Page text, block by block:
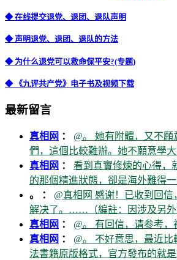
◆ 在线提交退党、退团、退队声明
◆ 声明退党、退团、退队的方法
◆ 为什么退党可以救命保平安?(专题)
◆ 《九评共产党》电子书及视频下载
最新留言
真相网 ： @。 她有附體，又不
們，這個比較難辦。她不願意學
真相网 ： 看到真實修煉的心得，
的那個精進狀態，卻是海外難得
。 ： @真相网 感谢！已收到回
解决了。……（編註：因涉及另外
真相网 ： @。 有回信，请参考，
真相网 ： @。 不好意思，最近
法書籍原版格式，官方發布的就是